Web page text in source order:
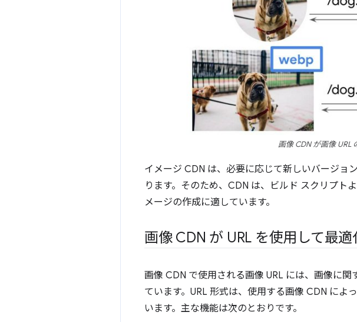
画像 CDN が画像 URL
イメージ CDN は、必要に応じて新しいバージョ
ります。そのため、CDN は、ビルド スクリプト
メージの作成に適しています。
画像 CDN が URL を使用して最
画像 CDN で使用される画像 URL には、画像に
ています。URL 形式は、使用する画像 CDN によ
います。主な機能は次のとおりです。